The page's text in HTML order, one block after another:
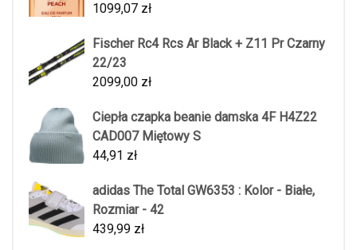
1099,07 zł
Fischer Rc4 Rcs Ar Black + Z11 Pr Czarny
22/23
2099,00 zł
Ciepła czapka beanie damska 4F H4Z22
CAD007 Miętowy S
44,91 zł
adidas The Total GW6353 : Kolor - Białe,
Rozmiar - 42
439,99 zł